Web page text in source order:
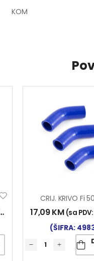
KOM
17,09KM (sa
(ŠIFRA: